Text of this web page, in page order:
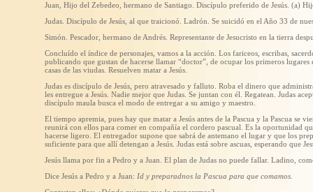
Juan, Hijo del Zebedeo, hermano de Santiago. Discípulo preferido de Jesús. (a)
Judas. Discípulo de Jesús, al que traicionó. Ladrón. Se suicidó en el Año 33 de
Simón. Pescador, hermano de Andrés. Representante de Jesucristo en la tierra
Concluído el índice de personajes, vamos a la acción. Los fariceos, escribas,
publicando que gustan de hacerse llamar “doctor”, de ocupar los primeros
casas de las viudas. Resuelven matar a Jesús.
Judas es discípulo de Jesús, pero atravesado y falluto. Roba el dinero que
les entregue a Jesús. Nadie mejor que Judas. Se juntan con él. Regatean. Judas
discípulo maula busca el modo de entregar a su amigo y maestro.
El tiempo apremia, pues hay que matar a Jesús antes de la Pascua y la Pascua se
reunirá con ellos para comer en compañía el cordero pascual. Es la oportunidad
hacerse ligero. El entregador supone que sabrá de antemano el lugar y que los
suficiente para que allí detengan a Jesús. Judas está sobre ascuas, esperando que
Jesús llama por fin a Pedro y a Juan. El plan de Judas no puede fallar. Ladino,
Dice Jesús a Pedro y a Juan: Id y preparadnos la Pascua para que comamos.